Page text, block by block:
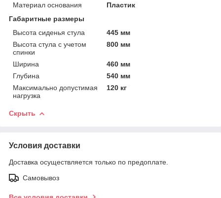
Материал основания
Пластик
Габаритные размеры
Высота сиденья стула
445 мм
Высота стула с учетом
спинки
800 мм
Ширина
460 мм
Глубина
540 мм
Максимально допустимая
нагрузка
120 кг
Скрыть
Условия доставки
Доставка осуществляется только по предоплате.
Самовывоз